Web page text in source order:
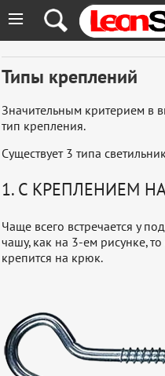
≡
Типы креплений
Значительным критерием в
тип крепления.
Существует 3 типа
1. С КРЕПЛЕНИЕМ
Чаще всего встречается у
чашу, как на 3-ем рисунке, то
крепится на крюк.